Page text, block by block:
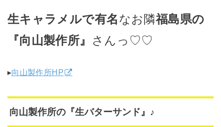
生キャラメルで有名なお隣福島県の
『向山製作所』
さんっ♡♡
▸向山製作所HP
向山製作所の『生バターサンド』♪